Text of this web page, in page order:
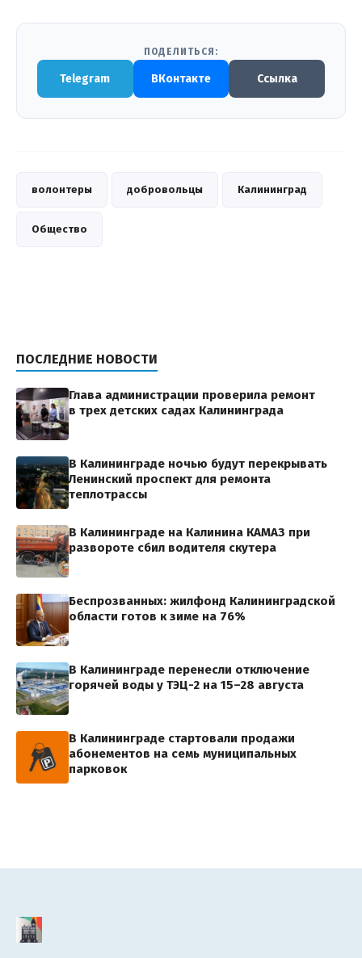
ПОДЕЛИТЬСЯ:
Telegram ВКонтакте Ссылка
волонтеры добровольцы Калининград
Общество
ПОСЛЕДНИЕ НОВОСТИ
Глава администрации проверила ремонт
в трех детских садах Калининграда
В Калининграде ночью будут перекрывать
Ленинский проспект для ремонта
теплотрассы
В Калининграде на Калинина КАМАЗ при
развороте сбил водителя скутера
Беспрозванных: жилфонд Калининградской
области готов к зиме на 76%
В Калининграде перенесли отключение
горячей воды у ТЭЦ-2 на 15–28 августа
В Калининграде стартовали продажи
абонементов на семь муниципальных
парковок